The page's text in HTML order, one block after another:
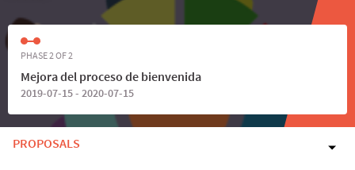
PHASE 2 OF 2
Mejora del proceso de bienvenida
2019-07-15 - 2020-07-15
PROPOSALS